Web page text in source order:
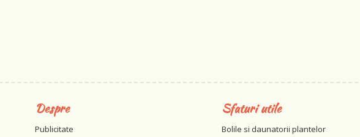
Despre
Publicitate
Sfaturi utile
Bolile si daunatorii plantelor